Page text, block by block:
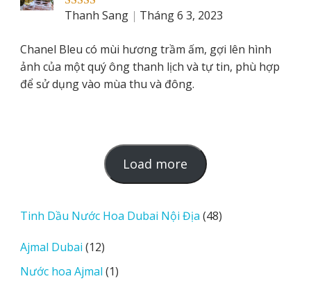
Rated 5out
Thanh Sang
Tháng 6 3, 2023
Chanel Bleu có mùi hương trầm ấm, gợi lên hình
ảnh của một quý ông thanh lịch và tự tin, phù hợp
để sử dụng vào mùa thu và đông.
Load more
o
d
Tinh Dầu Nước Hoa Dubai Nội Địa 4848
Ajmal Dubai 1212
sản
Nước hoa Ajmal 11